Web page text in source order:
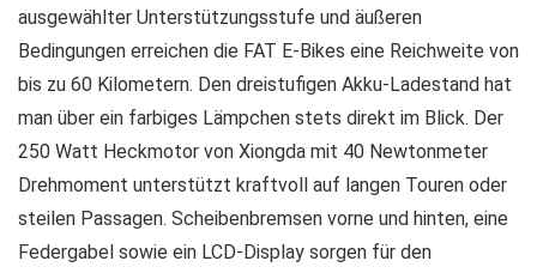
ausgewählter Unterstützungsstufe und äußeren
Bedingungen erreichen die FAT E-Bikes eine Reichweite von
bis zu 60 Kilometern. Den dreistufigen Akku-Ladestand hat
man über ein farbiges Lämpchen stets direkt im Blick. Der
250 Watt Heckmotor von Xiongda mit 40 Newtonmeter
Drehmoment unterstützt kraftvoll auf langen Touren oder
steilen Passagen. Scheibenbremsen vorne und hinten, eine
Federgabel sowie ein LCD-Display sorgen für den